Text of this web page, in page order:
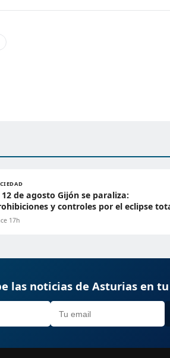
12 de agosto Gijón se paraliza:
y controles por el eclipse
17h
las noticias de Asturias en